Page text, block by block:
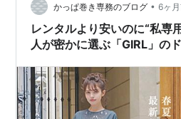
かっぱ巻き専務のブログ • 6ヶ
レンタルより安いのに“私専
人が密かに選ぶ「GIRL」の